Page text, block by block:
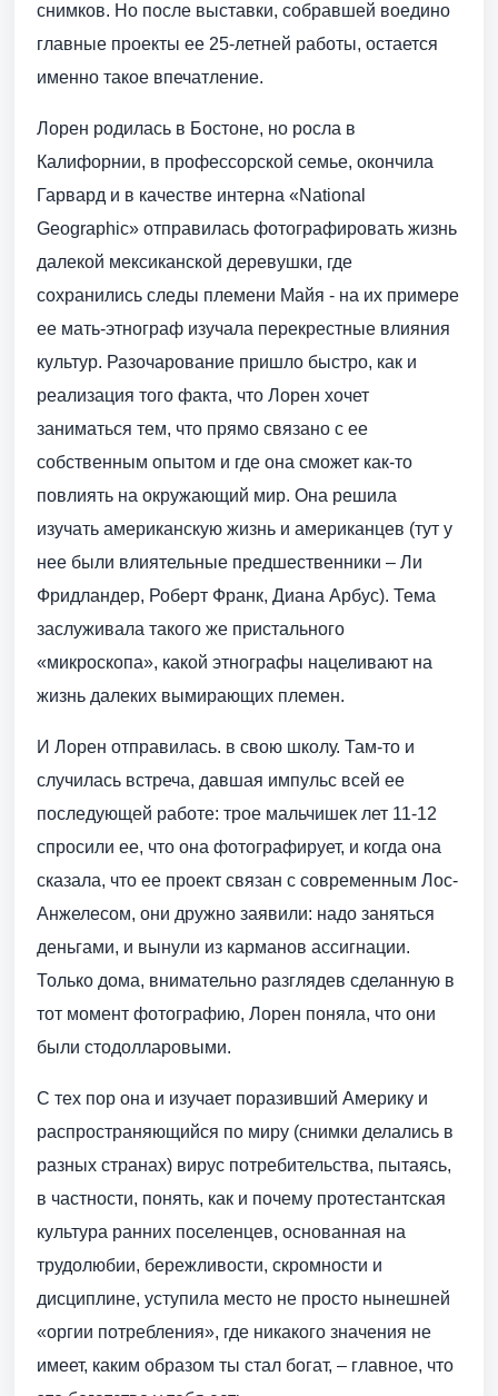
снимков. Но после выставки, собравшей воедино
главные проекты ее 25-летней работы, остается
именно такое впечатление.
Лорен родилась в Бостоне, но росла в
Калифорнии, в профессорской семье, окончила
Гарвард и в качестве интерна «National
Geographic» отправилась фотографировать жизнь
далекой мексиканской деревушки, где
сохранились следы племени Майя - на их примере
ее мать-этнограф изучала перекрестные влияния
культур. Разочарование пришло быстро, как и
реализация того факта, что Лорен хочет
заниматься тем, что прямо связано с ее
собственным опытом и где она сможет как-то
повлиять на окружающий мир. Она решила
изучать американскую жизнь и американцев (тут у
нее были влиятельные предшественники – Ли
Фридландер, Роберт Франк, Диана Арбус). Тема
заслуживала такого же пристального
«микроскопа», какой этнографы нацеливают на
жизнь далеких вымирающих племен.
И Лорен отправилась. в свою школу. Там-то и
случилась встреча, давшая импульс всей ее
последующей работе: трое мальчишек лет 11-12
спросили ее, что она фотографирует, и когда она
сказала, что ее проект связан с современным Лос-
Анжелесом, они дружно заявили: надо заняться
деньгами, и вынули из карманов ассигнации.
Только дома, внимательно разглядев сделанную в
тот момент фотографию, Лорен поняла, что они
были стодолларовыми.
С тех пор она и изучает поразивший Америку и
распространяющийся по миру (снимки делались в
разных странах) вирус потребительства, пытаясь,
в частности, понять, как и почему протестантская
культура ранних поселенцев, основанная на
трудолюбии, бережливости, скромности и
дисциплине, уступила место не просто нынешней
«оргии потребления», где никакого значения не
имеет, каким образом ты стал богат, – главное, что